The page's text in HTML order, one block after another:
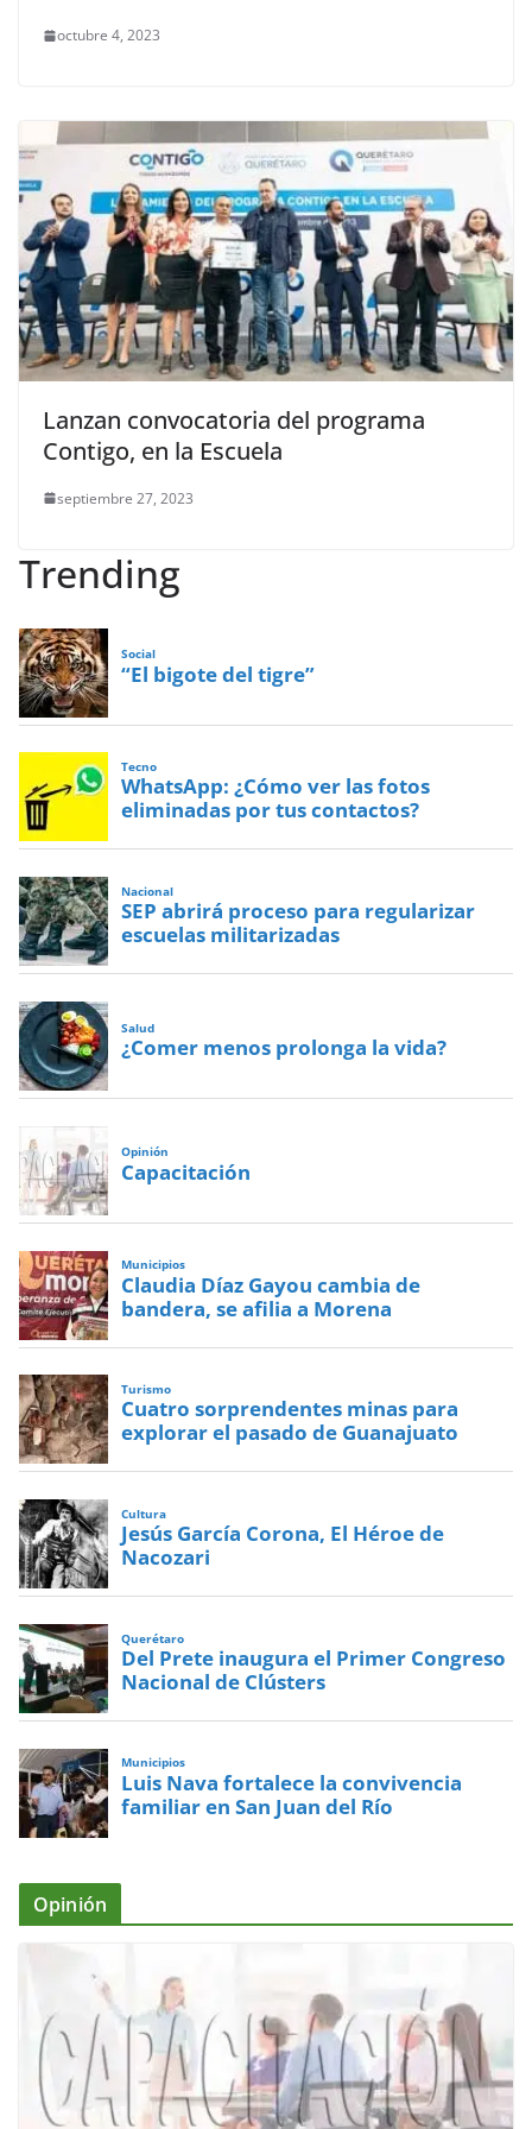
octubre 4, 2023
Lanzan convocatoria del programa
Contigo, en la Escuela
septiembre 27, 2023
Trending
Social
“El bigote del tigre”
Tecno
WhatsApp: ¿Cómo ver las fotos
eliminadas por tus contactos?
Nacional
SEP abrirá proceso para regularizar
escuelas militarizadas
Salud
¿Comer menos prolonga la vida?
Opinión
Capacitación
Municipios
Claudia Díaz Gayou cambia de
bandera, se afilia a Morena
Turismo
Cuatro sorprendentes minas para
explorar el pasado de Guanajuato
Cultura
Jesús García Corona, El Héroe de
Nacozari
Querétaro
Del Prete inaugura el Primer Congreso
Nacional de Clústers
Municipios
Luis Nava fortalece la convivencia
familiar en San Juan del Río
Opinión